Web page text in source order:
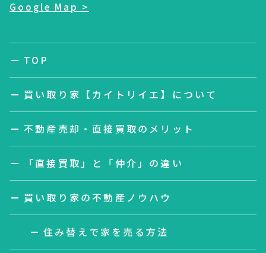
Google Map >
TOP
買い取り家【カイトリイエ】について
不動産売却・直接買取のメリット
「直接買取」と「仲介」の違い
買い取り家の不動産ノウハウ
住み替えで家を売る方法